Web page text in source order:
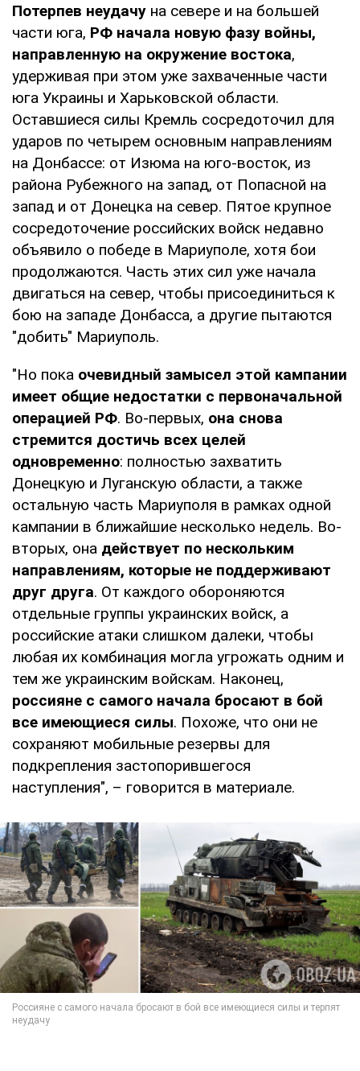
Потерпев неудачу на севере и на большей
части юга, РФ начала новую фазу войны,
направленную на окружение востока,
удерживая при этом уже захваченные части
юга Украины и Харьковской области.
Оставшиеся силы Кремль сосредоточил для
ударов по четырем основным направлениям
на Донбассе: от Изюма на юго-восток, из
района Рубежного на запад, от Попасной на
запад и от Донецка на север. Пятое крупное
сосредоточение российских войск недавно
объявило о победе в Мариуполе, хотя бои
продолжаются. Часть этих сил уже начала
двигаться на север, чтобы присоединиться к
бою на западе Донбасса, а другие пытаются
"добить" Мариуполь.
"Но пока очевидный замысел этой кампании
имеет общие недостатки с первоначальной
операцией РФ. Во-первых, она снова
стремится достичь всех целей
одновременно: полностью захватить
Донецкую и Луганскую области, а также
остальную часть Мариуполя в рамках одной
кампании в ближайшие несколько недель. Во-
вторых, она действует по нескольким
направлениям, которые не поддерживают
друг друга. От каждого обороняются
отдельные группы украинских войск, а
российские атаки слишком далеки, чтобы
любая их комбинация могла угрожать одним и
тем же украинским войскам. Наконец,
россияне с самого начала бросают в бой
все имеющиеся силы. Похоже, что они не
сохраняют мобильные резервы для
подкрепления застопорившегося
наступления", – говорится в материале.